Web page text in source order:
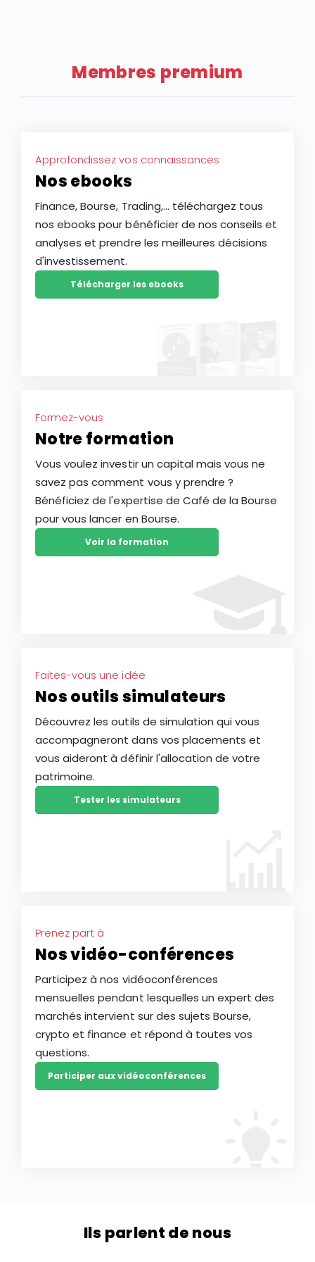
actions à grande capitalisation d’Europe. Ce repli
constitue-t-il une opportunité d’achat ou le signe
d’une baisse plus durable de l’action LVMH ?
Membres premium
Approfondissez vos connaissances
Nos ebooks
Finance, Bourse, Trading,... téléchargez tous
nos ebooks pour bénéficier de nos conseils et
analyses et prendre les meilleures décisions
d'investissement.
Télécharger les ebooks
Formez-vous
Notre formation
Vous voulez investir un capital mais vous ne
savez pas comment vous y prendre ?
Bénéficiez de l'expertise de Café de la Bourse
pour vous lancer en Bourse.
Voir la formation
Faites-vous une idée
Nos outils simulateurs
Découvrez les outils de simulation qui vous
accompagneront dans vos placements et
vous aideront à définir l'allocation de votre
patrimoine.
Tester les simulateurs
Prenez part à
Nos vidéo-conférences
Participez à nos vidéoconférences
mensuelles pendant lesquelles un expert des
marchés intervient sur des sujets Bourse,
crypto et finance et répond à toutes vos
questions.
Participer aux vidéoconférences
Ils parlent de nous